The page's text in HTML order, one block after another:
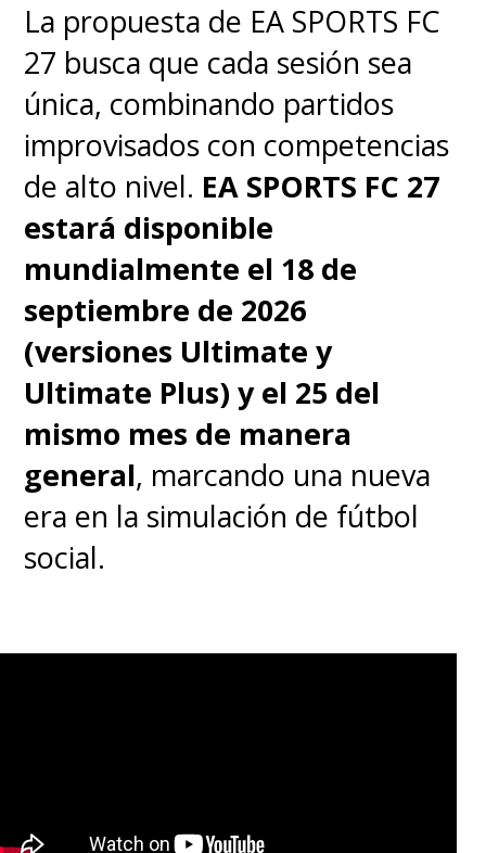
La propuesta de EA SPORTS FC
27 busca que cada sesión sea
única, combinando partidos
improvisados con competencias
de alto nivel. EA SPORTS FC 27
estará disponible
mundialmente el 18 de
septiembre de 2026
(versiones Ultimate y
Ultimate Plus) y el 25 del
mismo mes de manera
general, marcando una nueva
era en la simulación de fútbol
social.